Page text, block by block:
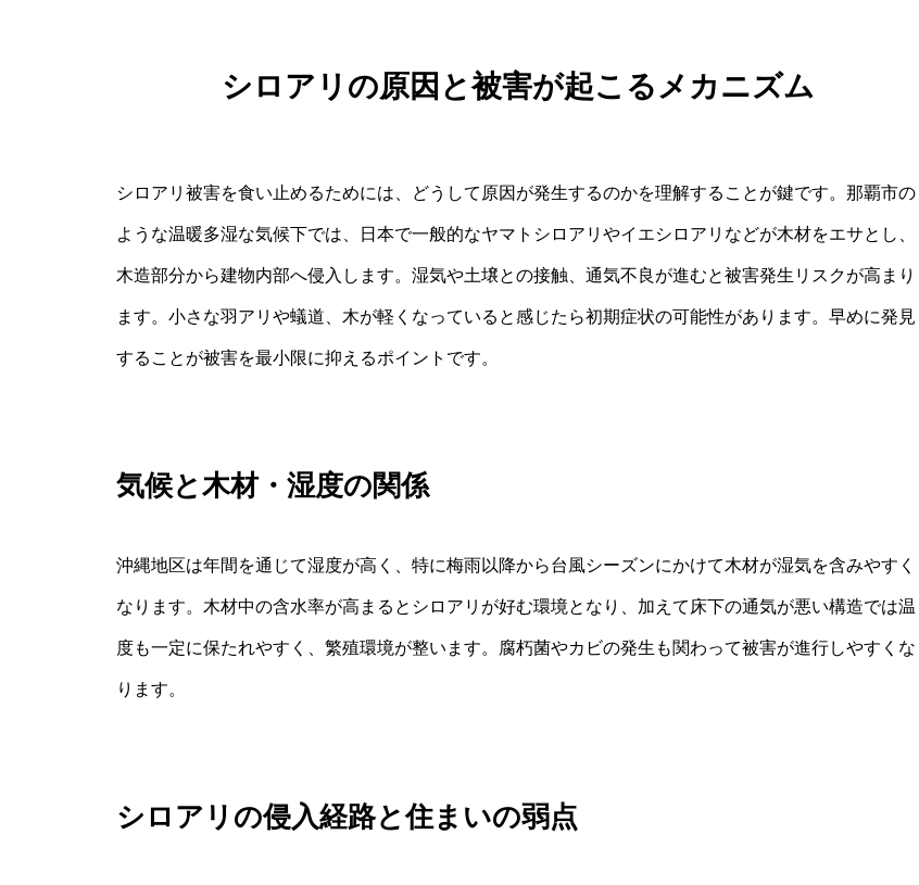
シロアリの原因と被害が起こるメカニズム
シロアリ被害を食い止めるためには、どうして原因が発生するのかを理解することが鍵です。那覇市の
ような温暖多湿な気候下では、日本で一般的なヤマトシロアリやイエシロアリなどが木材をエサとし、
木造部分から建物内部へ侵入します。湿気や土壌との接触、通気不良が進むと被害発生リスクが高まり
ます。小さな羽アリや蟻道、木が軽くなっていると感じたら初期症状の可能性があります。早めに発見
することが被害を最小限に抑えるポイントです。
気候と木材・湿度の関係
沖縄地区は年間を通じて湿度が高く、特に梅雨以降から台風シーズンにかけて木材が湿気を含みやすく
なります。木材中の含水率が高まるとシロアリが好む環境となり、加えて床下の通気が悪い構造では温
度も一定に保たれやすく、繁殖環境が整います。腐朽菌やカビの発生も関わって被害が進行しやすくな
ります。
シロアリの侵入経路と住まいの弱点